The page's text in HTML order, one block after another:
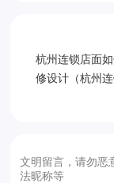
杭州连锁店面
修设计（杭州
文明留言，请勿恶
法昵称等